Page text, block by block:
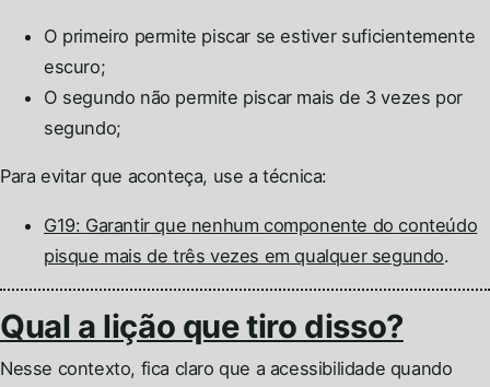
O primeiro permite piscar se estiver suficientemente
escuro;
O segundo não permite piscar mais de 3 vezes por
segundo;
Para evitar que aconteça, use a técnica:
G19: Garantir que nenhum componente do conteúdo
pisque mais de três vezes em qualquer segundo.
Qual a lição que tiro disso?
Nesse contexto, fica claro que a acessibilidade quando